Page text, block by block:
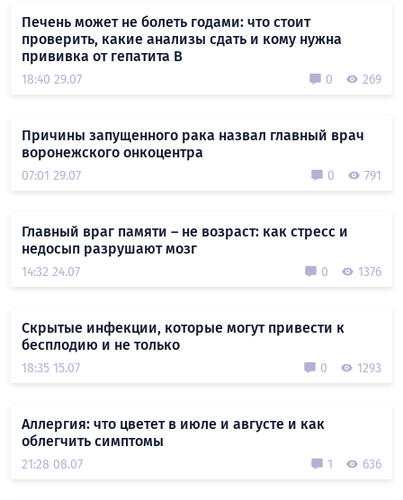
Печень может не болеть годами: что стоит
проверить, какие анализы сдать и кому нужна
прививка от гепатита В
18:40 29.07 0 269
Причины запущенного рака назвал главный врач
воронежского онкоцентра
07:01 29.07 0 791
Главный враг памяти – не возраст: как стресс и
недосып разрушают мозг
14:32 24.07 0 1376
Скрытые инфекции, которые могут привести к
бесплодию и не только
18:35 15.07 0 1293
Аллергия: что цветет в июле и августе и как
облегчить симптомы
21:28 08.07 1 636